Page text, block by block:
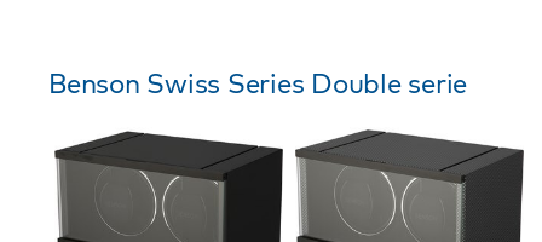
Benson Swiss Series Double serie